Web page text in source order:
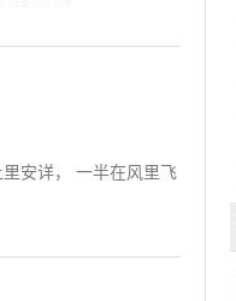
安详， 一半在风里飞